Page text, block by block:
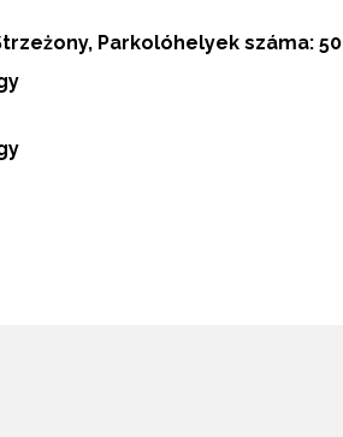
Parkolóhelyek száma: 50